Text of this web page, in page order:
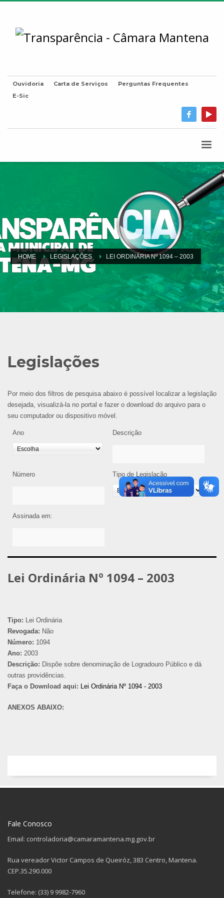
Ouvidoria Carta de Serviços
Perguntas Frequentes
E-Sic
HOME LEGISLAÇÕES LEI ORDINÁRIA Nº 1094 – 2003
Legislações
Por meio dos filtros de pesquisa abaixo é possível localizar a legislação
desejada, visualizá-la no portal e fazer o download do arquivo para o
seu computador ou dispositivo móvel.
Ano Descrição
Número Tipo de Legislação
Assinada em:
Lei Ordinária Nº 1094 – 2003
Tipo: Lei Ordinária
Revogada: Não
Número: 1094
Ano: 2003
Descrição: Dispõe sobre denominação de Logradouro Público e dá
outras providências.
Faça o Download aqui: Lei Ordinária Nº 1094 - 2003
ANEXOS ABAIXO:
Fale Conosco
Email: controladoria@camaramantena.mg.gov.br
Rua vereador Victor Campos de Queiróz, 383 Centro, Mantena.
CEP.35.290.000
Telefone: (33) 9 9982-7960